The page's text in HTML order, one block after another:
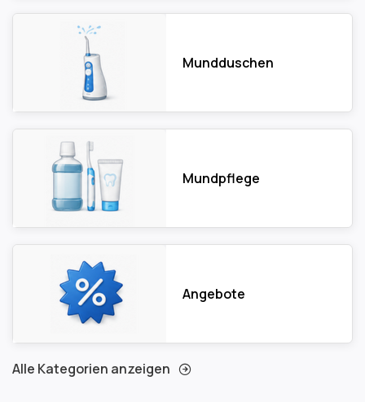
Mundduschen
Mundpflege
Angebote
Alle Kategorien anzeigen